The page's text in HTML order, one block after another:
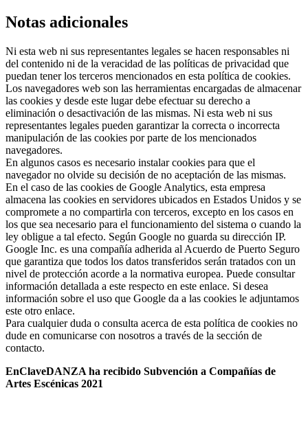
Notas adicionales
Ni esta web ni sus representantes legales se hacen responsables ni
del contenido ni de la veracidad de las políticas de privacidad que
puedan tener los terceros mencionados en esta política de cookies.
Los navegadores web son las herramientas encargadas de almacenar
las cookies y desde este lugar debe efectuar su derecho a
eliminación o desactivación de las mismas. Ni esta web ni sus
representantes legales pueden garantizar la correcta o incorrecta
manipulación de las cookies por parte de los mencionados
navegadores.
En algunos casos es necesario instalar cookies para que el
navegador no olvide su decisión de no aceptación de las mismas.
En el caso de las cookies de Google Analytics, esta empresa
almacena las cookies en servidores ubicados en Estados Unidos y se
compromete a no compartirla con terceros, excepto en los casos en
los que sea necesario para el funcionamiento del sistema o cuando la
ley obligue a tal efecto. Según Google no guarda su dirección IP.
Google Inc. es una compañía adherida al Acuerdo de Puerto Seguro
que garantiza que todos los datos transferidos serán tratados con un
nivel de protección acorde a la normativa europea. Puede consultar
información detallada a este respecto en este enlace. Si desea
información sobre el uso que Google da a las cookies le adjuntamos
este otro enlace.
Para cualquier duda o consulta acerca de esta política de cookies no
dude en comunicarse con nosotros a través de la sección de
contacto.
EnClaveDANZA ha recibido Subvención a Compañías de
Artes Escénicas 2021